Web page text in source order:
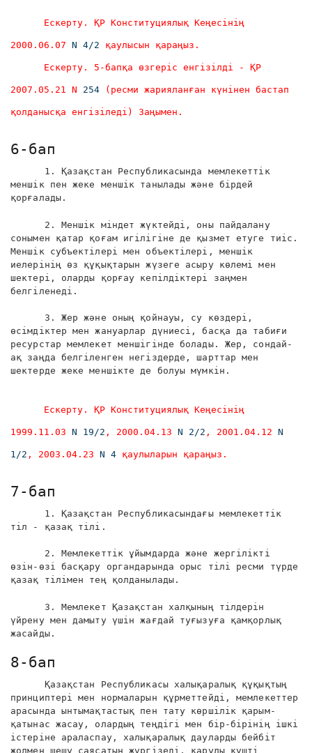
Ескерту. ҚР Конституциялық Кеңесінің
2000.06.07 N 4/2 қаулысын қараңыз.
Ескерту. 5-бапқа өзгеріс енгізілді - ҚР
2007.05.21 N 254 (ресми жарияланған күнінен бастап
қолданысқа енгізіледі) Заңымен.
6-бап
1. Қазақстан Республикасында мемлекеттік
меншік пен жеке меншік танылады және бірдей
қорғалады.
2. Меншік міндет жүктейді, оны пайдалану
сонымен қатар қоғам игілігіне де қызмет етуге тиіс.
Меншік субъектілері мен объектілері, меншік
иелерінің өз құқықтарын жүзеге асыру көлемі мен
шектері, оларды қорғау кепілдіктері заңмен
белгіленеді.
3. Жер және оның қойнауы, су көздері,
өсімдіктер мен жануарлар дүниесі, басқа да табиғи
ресурстар мемлекет меншігінде болады. Жер, сондай-
ақ заңда белгіленген негіздерде, шарттар мен
шектерде жеке меншікте де болуы мүмкін.
Ескерту. ҚР Конституциялық Кеңесінің
1999.11.03 N 19/2 , 2000.04.13 N 2/2 , 2001.04.12 N
1/2 , 2003.04.23 N 4 қаулыларын қараңыз.
7-бап
1. Қазақстан Республикасындағы мемлекеттік
тіл - қазақ тілі.
2. Мемлекеттік ұйымдарда және жергілікті
өзін-өзі басқару органдарында орыс тілі ресми түрде
қазақ тілімен тең қолданылады.
3. Мемлекет Қазақстан халқының тілдерін
үйрену мен дамыту үшін жағдай туғызуға қамқорлық
жасайды.
8-бап
Қазақстан Республикасы халықаралық құқықтың
принциптері мен нормаларын құрметтейді, мемлекеттер
арасында ынтымақтастық пен тату көршілік қарым-
қатынас жасау, олардың теңдігі мен бір-бірінің ішкі
істеріне араласпау, халықаралық дауларды бейбіт
жолмен шешу саясатын жүргізеді, қарулы күшті